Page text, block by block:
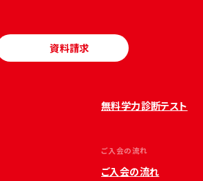
資料請求
無料学力診断テスト
ご入会の流れ
ご入会の流れ